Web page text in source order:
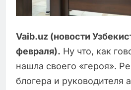
Vaib.uz (новости
февраля). Ну что, как
нашла своего «героя».
блогера и руководителя